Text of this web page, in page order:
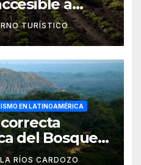
a
TURÍSTICO
EN LATINOAMÉRICA
del Bosque
RÍOS CARDOZO